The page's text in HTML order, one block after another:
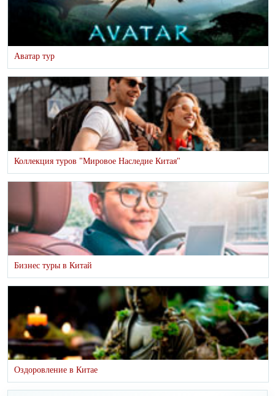
Аватар тур
Коллекция туров "Мировое Наследие Китая"
Бизнес туры в Китай
Оздоровление в Китае